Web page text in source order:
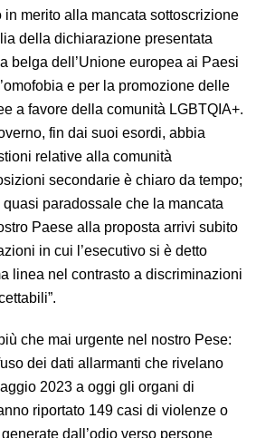
in merito alla mancata sottoscrizione
della dichiarazione presentata
belga dell’Unione europea ai Paesi
e per la promozione delle
a favore della comunità LGBTQIA+.
fin dai suoi esordi, abbia
relative alla comunità
secondarie è chiaro da tempo;
paradossale che la mancata
Paese alla proposta arrivi subito
in cui l’esecutivo si è detto
linea nel contrasto a discriminazioni
che mai urgente nel nostro Pese:
dei dati allarmanti che rivelano
2023 a oggi gli organi di
riportato 149 casi di violenze o
dall’odio verso persone